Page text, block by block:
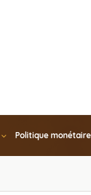
Politique monétaire